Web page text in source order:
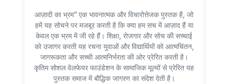
आज़ादी का भ्रम” एक भावनात्मक और विचारोत्तेजक पुस्तक है, जो
हमें यह सोचने पर मजबूर करती है कि क्या हम सच में आज़ाद हैं या
केवल एक भ्रम में जी रहे हैं। शिक्षा, रोजगार और सोच की सच्चाई
को उजागर करती यह रचना युवाओं और विद्यार्थियों को आत्मचिंतन,
जागरूकता और सच्ची आत्मनिर्भरता की ओर प्रेरित करती है।
कृतिम सोशल वेलफेयर फाउंडेशन के सामाजिक मूल्यों से प्रेरित यह
पुस्तक समाज में बौद्धिक जागरण का संदेश देती है।